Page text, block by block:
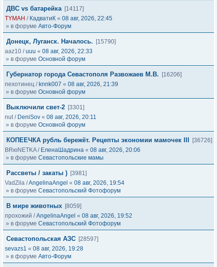
ДВС vs батарейка [14117]
TYMAH / КадватиК « 08 авг, 2026, 22:45
» в форуме Авто-Форум
Донецк, Луганск. Началось.
[15790]
aaz10 /uuu « 08 авг, 2026, 22:33
» в форуме Основной форум
Губернатор города Севастополя Развожаев М.В.
[16206]
пехотинец / knnk007 « 08 авг, 2026, 21:39
» в форуме Основной форум
Выключили свет-2 [3301]
nut/ DeniSov « 08 авг, 2026, 20:11
» в форуме Основной форум
КОПЕЕЧКА рубль бережёт. Рецепты экономии мамочек III
[36726]
BRюNETKA/ ЕленаШадрина « 08 авг, 2026, 20:06
» в форуме Севастопольские мамы
Рассветы / закаты ) [3981]
VadZila /AngelinaAngel « 08 авг, 2026, 19:54
» в форуме Севастопольский Фотофорум
В мире животных [8059]
прохожий /AngelinaAngel « 08 авг, 2026, 19:52
» в форуме Севастопольский Фотофорум
Севастопольская АЗС [28597]
sevazs1 « 08 авг, 2026, 19:28
» в форуме Авто-Форум